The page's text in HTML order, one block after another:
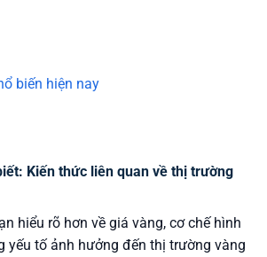
biến hiện nay
Kiến thức liên quan về thị trường
hiểu rõ hơn về giá vàng, cơ chế hình
yếu tố ảnh hưởng đến thị trường vàng